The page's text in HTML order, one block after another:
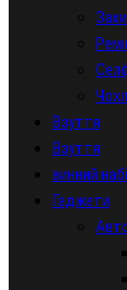
Взуття
Взуття
винний
Гаджети